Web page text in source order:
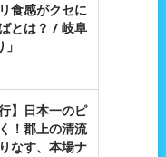
食感がクセに
とは？ / 岐阜
】日本一のピ
！郡上の清流
なす、本場ナ